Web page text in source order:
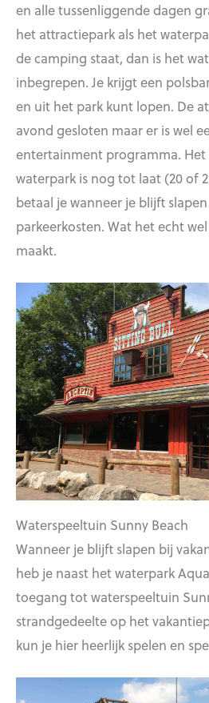
en alle tussenliggende dagen
het attractiepark als het
de camping staat, dan is het
inbegrepen. Je krijgt een
en uit het park kunt lopen. De
avond gesloten maar er is wel
entertainment programma. Het
waterpark is nog tot laat (20 of
betaal je wanneer je blijft
parkeerkosten. Wat het echt
maakt.
Waterspeeltuin Sunny Beach
Wanneer je blijft slapen bij
heb je naast het waterpark
toegang tot waterspeeltuin
strandgedeelte op het
kun je hier heerlijk spelen en